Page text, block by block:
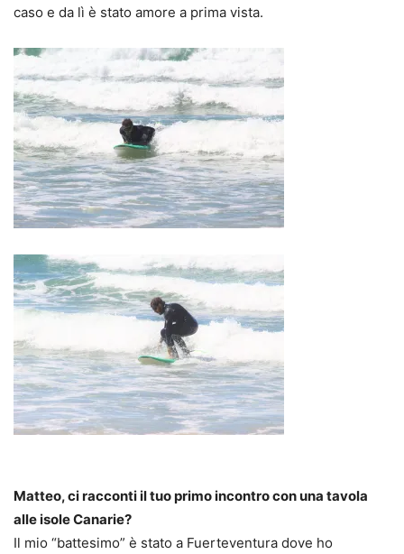
caso e da lì è stato amore a prima vista.
Matteo, ci racconti il tuo primo incontro con una tavola
alle isole Canarie?
Il mio “battesimo” è stato a Fuerteventura dove ho